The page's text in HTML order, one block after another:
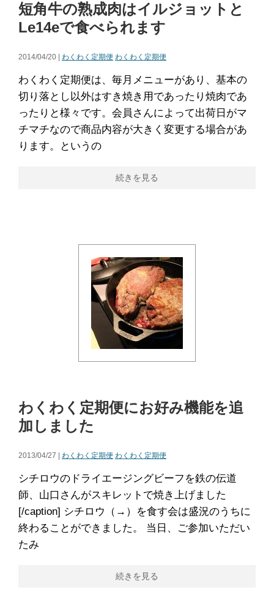
短角牛の熟成肉はイルジョットと
Le14eで食べられます
2014/04/20 | わくわく定期便 わくわく定期便
わくわく定期便は、毎月メニューがあり、基本の
切り落とし以外はすき焼き用であったり焼肉であ
ったりと様々です。会員さんによって出荷日がマ
チマチなので商品内容が大きく変更する場合があ
ります。というの
続きを見る
わくわく定期便にお好み機能を追
加しました
2013/04/27 | わくわく定期便 わくわく定期便
シチロウのドライエージングビーフを鉄の伝道
師、山口さんがスキレットで焼き上げました
[/caption] シチロウ（→）を食す会は盛況のうちに
終わることができました。 当日、ご参加いただい
たみ
続きを見る